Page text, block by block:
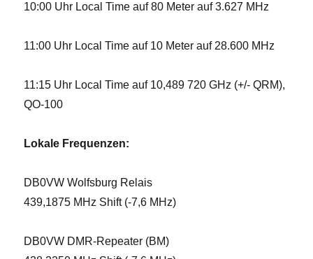
10:00 Uhr Local Time auf 80 Meter auf 3.627 MHz
11:00 Uhr Local Time auf 10 Meter auf 28.600 MHz
11:15 Uhr Local Time auf 10,489 720 GHz (+/- QRM),
QO-100
Lokale Frequenzen:
DB0VW Wolfsburg Relais
439,1875 MHz Shift (-7,6 MHz)
DB0VW DMR-Repeater (BM)